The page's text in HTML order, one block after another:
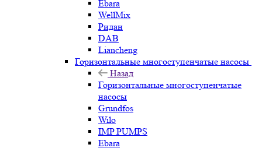
Ebara
WellMix
Ридан
DAB
Liancheng
Горизонтальные многоступенчатые насосы
Назад
Горизонтальные многоступенчатые
насосы
Grundfos
Wilo
IMP PUMPS
Ebara